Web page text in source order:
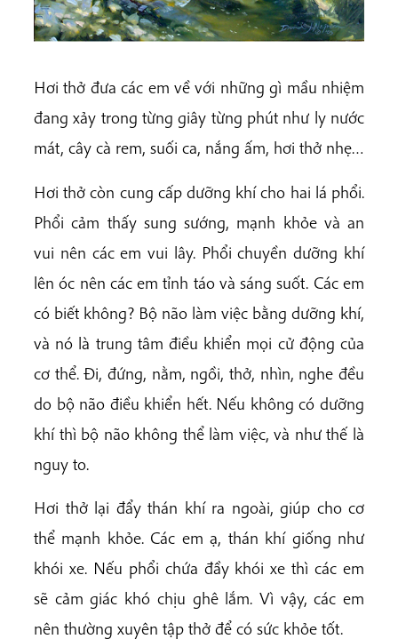
Hơi thở đưa các em về với những gì mầu nhiệm
đang xảy trong từng giây từng phút như ly nước
mát, cây cà rem, suối ca, nắng ấm, hơi thở nhẹ…
Hơi thở còn cung cấp dưỡng khí cho hai lá phổi.
Phổi cảm thấy sung sướng, mạnh khỏe và an
vui nên các em vui lây. Phổi chuyền dưỡng khí
lên óc nên các em tỉnh táo và sáng suốt. Các em
có biết không? Bộ não làm việc bằng dưỡng khí,
và nó là trung tâm điều khiển mọi cử động của
cơ thể. Đi, đứng, nằm, ngồi, thở, nhìn, nghe đều
do bộ não điều khiển hết. Nếu không có dưỡng
khí thì bộ não không thể làm việc, và như thế là
nguy to.
Hơi thở lại đẩy thán khí ra ngoài, giúp cho cơ
thể mạnh khỏe. Các em ạ, thán khí giống như
khói xe. Nếu phổi chứa đầy khói xe thì các em
sẽ cảm giác khó chịu ghê lắm. Vì vậy, các em
nên thường xuyên tập thở để có sức khỏe tốt.